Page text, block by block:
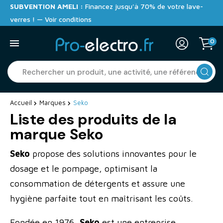
SUBVENTION AMELI : Financez jusqu'à 70% de votre lave-
verres ! — Voir conditions
0
Accueil Marques Seko
Liste des produits de la
marque Seko
Seko propose des solutions innovantes pour le
dosage et le pompage, optimisant la
consommation de détergents et assure une
hygiène parfaite tout en maîtrisant les coûts.